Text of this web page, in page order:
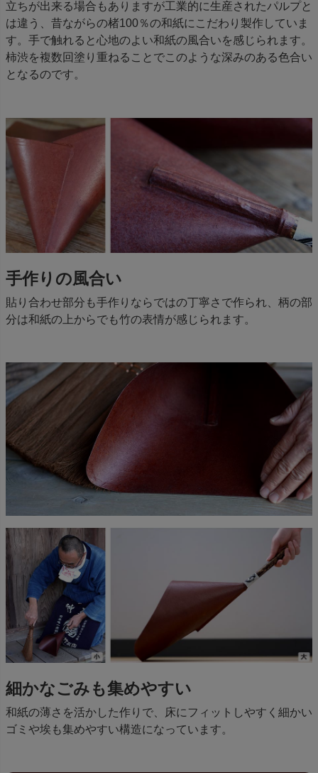
立ちが出来る場合もありますが工業的に生産されたパルプと
は違う、昔ながらの楮100％の和紙にこだわり製作していま
す。手で触れると心地のよい和紙の風合いを感じられます。
柿渋を複数回塗り重ねることでこのような深みのある色合い
となるのです。
手作りの風合い
貼り合わせ部分も手作りならではの丁寧さで作られ、柄の部
分は和紙の上からでも竹の表情が感じられます。
細かなごみも集めやすい
和紙の薄さを活かした作りで、床にフィットしやすく細かい
ゴミや埃も集めやすい構造になっています。